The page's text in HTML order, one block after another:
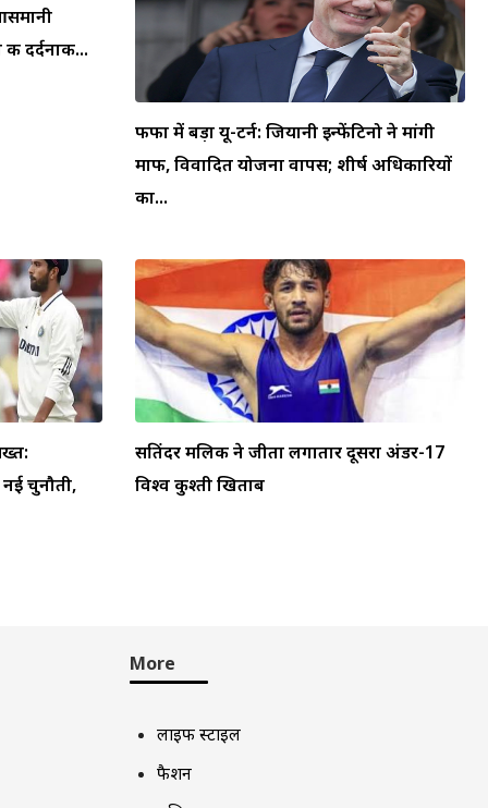
दर्दनाक...
फीफा में बड़ा यू-टर्न: जियानी इन्फेंटिनो ने मांगी
माफी, विवादित योजना वापस; शीर्ष अधिकारियों
का...
चुनौती,
सतिंदर मलिक ने जीता लगातार दूसरा अंडर-17
विश्व कुश्ती खिताब
More
लाइफ स्टाइल
फैशन